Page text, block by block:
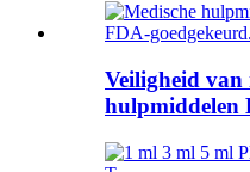
Veiligheid van
hulpmiddelen